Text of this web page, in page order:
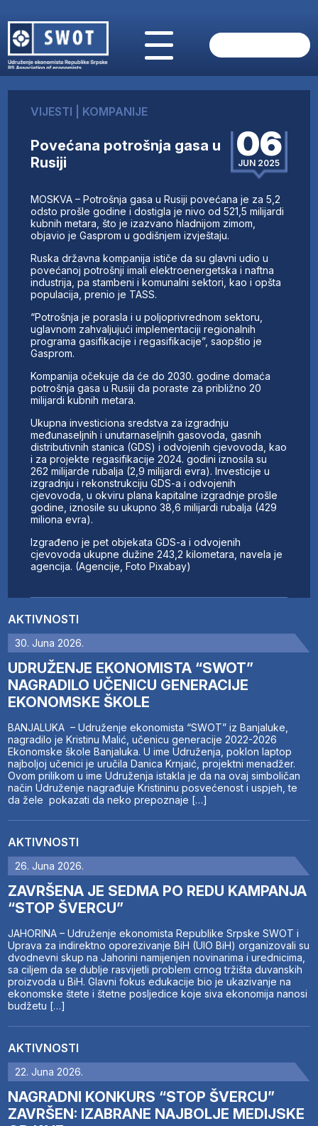
O NAMA
AKTUELNO
ANALIZE
FINANSIJE
IZ STRANIH MEDIJA
AKTIVNOSTI
SWOT INTERVJU
UČLANI SE
KONTAKT
AKTIVNOSTI
30. Juna 2026.
UDRUŽENJE EKONOMISTA “SWOT”
NAGRADILO UČENICU GENERACIJE
EKONOMSKE ŠKOLE
BANJALUKA – Udruženje ekonomista “SWOT” iz Banjaluke,
nagradilo je Kristinu Malić, učenicu generacije 2022-2026
Ekonomske škole Banjaluka. U ime Udruženja, poklon laptop
najboljoj učenici je uručila Danica Krnjaić, projektni menadžer.
Ovom prilikom u ime Udruženja istakla je da na ovaj simboličan
način Udruženje nagrađuje Kristininu posvećenost i uspjeh, te
da žele pokazati da neko prepoznaje […]
AKTIVNOSTI
26. Juna 2026.
ZAVRŠENA JE SEDMA PO REDU KAMPANJA
“STOP ŠVERCU”
JAHORINA – Udruženje ekonomista Republike Srpske SWOT i
Uprava za indirektno oporezivanje BiH (UIO BiH) organizovali su
dvodnevni skup na Jahorini namijenjen novinarima i urednicima,
sa ciljem da se dublje rasvijetli problem crnog tržišta duvanskih
proizvoda u BiH. Glavni fokus edukacije bio je ukazivanje na
ekonomske štete i štetne posljedice koje siva ekonomija nanosi
budžetu […]
AKTIVNOSTI
22. Juna 2026.
NAGRADNI KONKURS “STOP ŠVERCU”
ZAVRŠEN: IZABRANE NAJBOLJE MEDIJSKE
VIJESTI KOMPANIJE
Povećana potrošnja gasa u
Rusiji
06
JUN 2025
MOSKVA – Potrošnja gasa u Rusiji povećana je za 5,2
odsto prošle godine i dostigla je nivo od 521,5 milijardi
kubnih metara, što je izazvano hladnijom zimom,
objavio je Gasprom u godišnjem izvještaju.
Ruska državna kompanija ističe da su glavni udio u
povećanoj potrošnji imali elektroenergetska i naftna
industrija, pa stambeni i komunalni sektori, kao i opšta
populacija, prenio je TASS.
“Potrošnja je porasla i u poljoprivrednom sektoru,
uglavnom zahvaljujući implementaciji regionalnih
programa gasifikacije i regasifikacije”, saopštio je
Gasprom.
Kompanija očekuje da će do 2030. godine domaća
potrošnja gasa u Rusiji da poraste za približno 20
milijardi kubnih metara.
Ukupna investiciona sredstva za izgradnju
međunaseljnih i unutarnaseljnih gasovoda, gasnih
distributivnih stanica (GDS) i odvojenih cjevovoda, kao
i za projekte regasifikacije 2024. godini iznosila su
262 milijarde rubalja (2,9 milijardi evra). Investicije u
izgradnju i rekonstrukciju GDS-a i odvojenih
cjevovoda, u okviru plana kapitalne izgradnje prošle
godine, iznosile su ukupno 38,6 milijardi rubalja (429
miliona evra).
Izgrađeno je pet objekata GDS-a i odvojenih
cjevovoda ukupne dužine 243,2 kilometara, navela je
agencija. (Agencije, Foto Pixabay)